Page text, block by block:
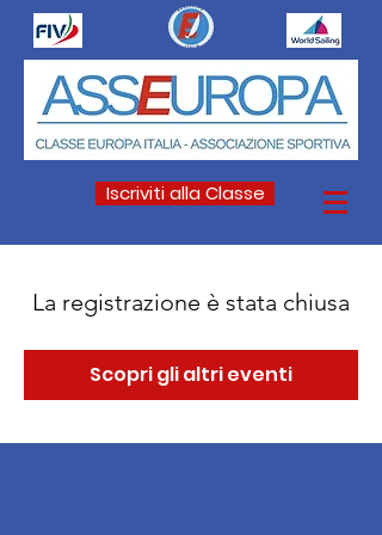
Iscriviti alla Classe
La registrazione è stata chiusa
Scopri gli altri eventi